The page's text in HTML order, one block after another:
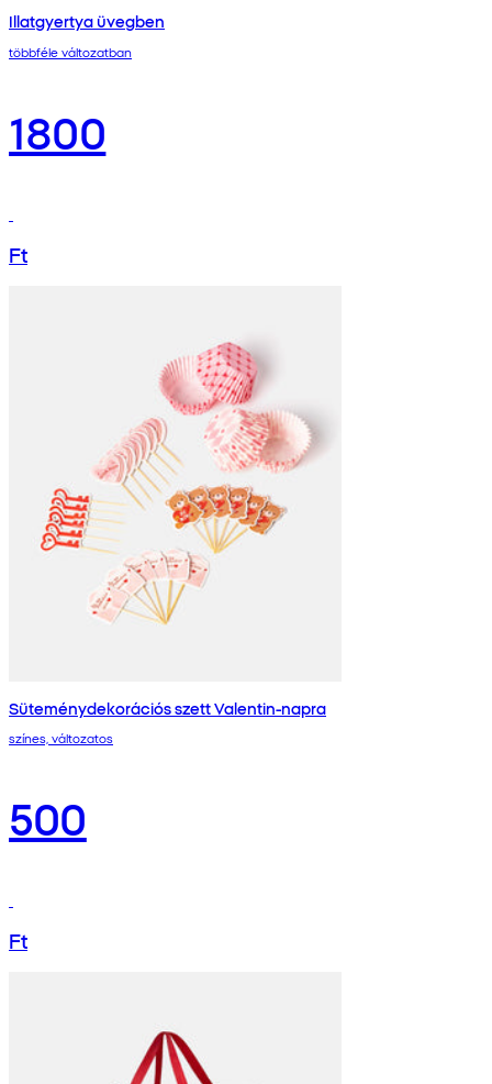
Illatgyertya üvegben
többféle változatban
1800
Ft
Süteménydekorációs szett Valentin-napra
színes, változatos
500
Ft